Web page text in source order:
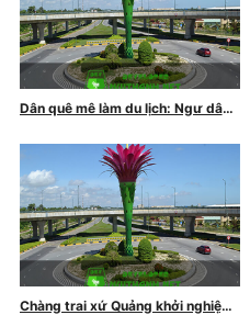
Dân quê mê làm du lịch: Ngư dân
Chàng trai xứ Quảng khởi nghiệp